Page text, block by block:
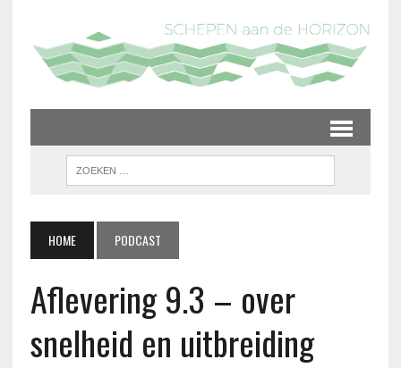
HOME PODCAST
Aflevering 9.3 – over
snelheid en uitbreiding